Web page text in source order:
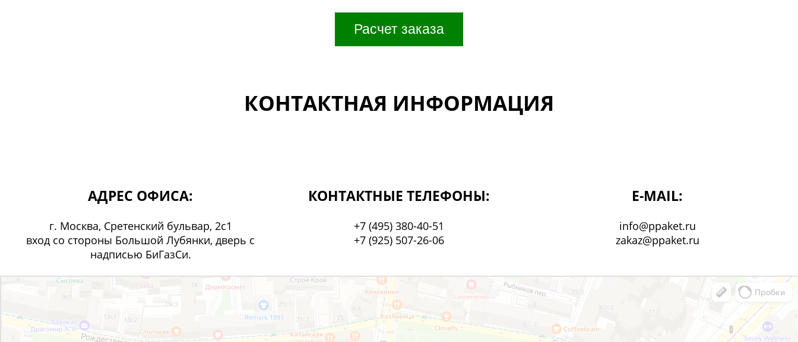
КОНТАКТНАЯ ИНФОРМАЦИЯ
АДРЕС ОФИСА:
г. Москва, Сретенский бульвар, 2с1
вход со стороны Большой Лубянки, дверь с
надписью БиГазСи.
КОНТАКТНЫЕ ТЕЛЕФОНЫ:
+7 (495) 380-40-51
+7 (925) 507-26-06
E-MAIL:
info@ppaket.ru
zakaz@ppaket.ru
Москва
Сретенский бульвар, 2с1 — Яндекс Карты